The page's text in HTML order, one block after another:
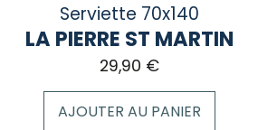
Serviette 70x140
LA PIERRE ST MARTIN
29,90 €
AJOUTER AU PANIER